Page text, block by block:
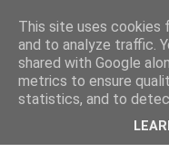
Хәбәрҙәр
среда, 17 декабря 2014 г.
2014 йылда 66
This site uses cookies
and to analyze traffic.
shared with Google
metrics to ensure
statistics, and to